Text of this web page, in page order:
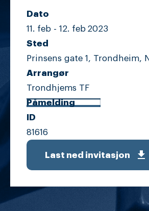
Dato
11. feb - 12. feb 2023
Sted
Prinsens gate 1, Trondheim,
Arrangør
Trondhjems TF
Påmelding
ID
81616
Last ned invitasjon get_app